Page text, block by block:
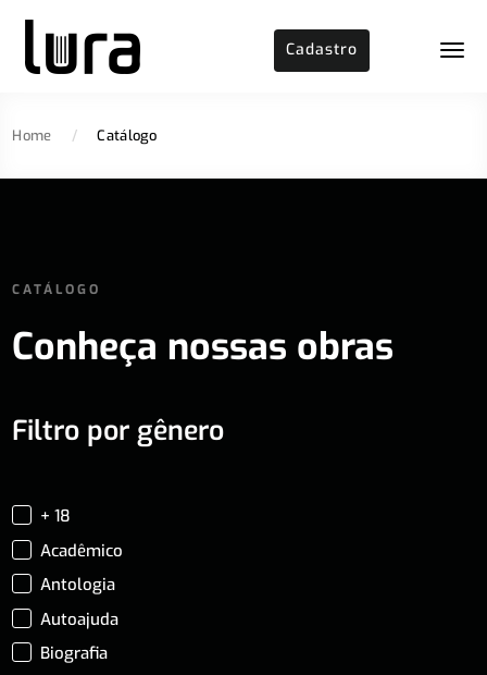
Cadastro
Home / Catálogo
CATÁLOGO
Conheça nossas obras
Filtro por gênero
+ 18
Acadêmico
Antologia
Autoajuda
Biografia